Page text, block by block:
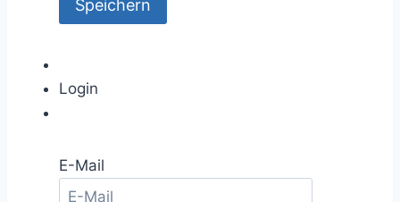
Login
E-Mail